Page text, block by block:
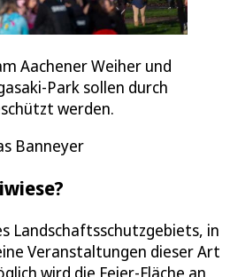
Aachener Weiher und
Park sollen durch
werden.
Banneyer
Landschaftsschutzgebiets, in
Veranstaltungen dieser Art
wird die Feier-Fläche an